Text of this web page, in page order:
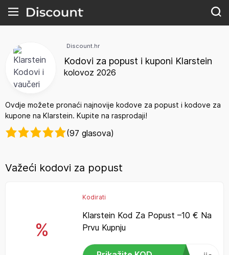
Discount.hr
Kodovi za popust i kuponi Klarstein
kolovoz 2026
Ovdje možete pronaći najnovije kodove za popust i kodove za
kupone na Klarstein. Kupite na rasprodaji!
(97 glasova)
Važeći kodovi za popust
%
Kodirati
Klarstein Kod Za Popust –10 € Na
Prvu Kupnju